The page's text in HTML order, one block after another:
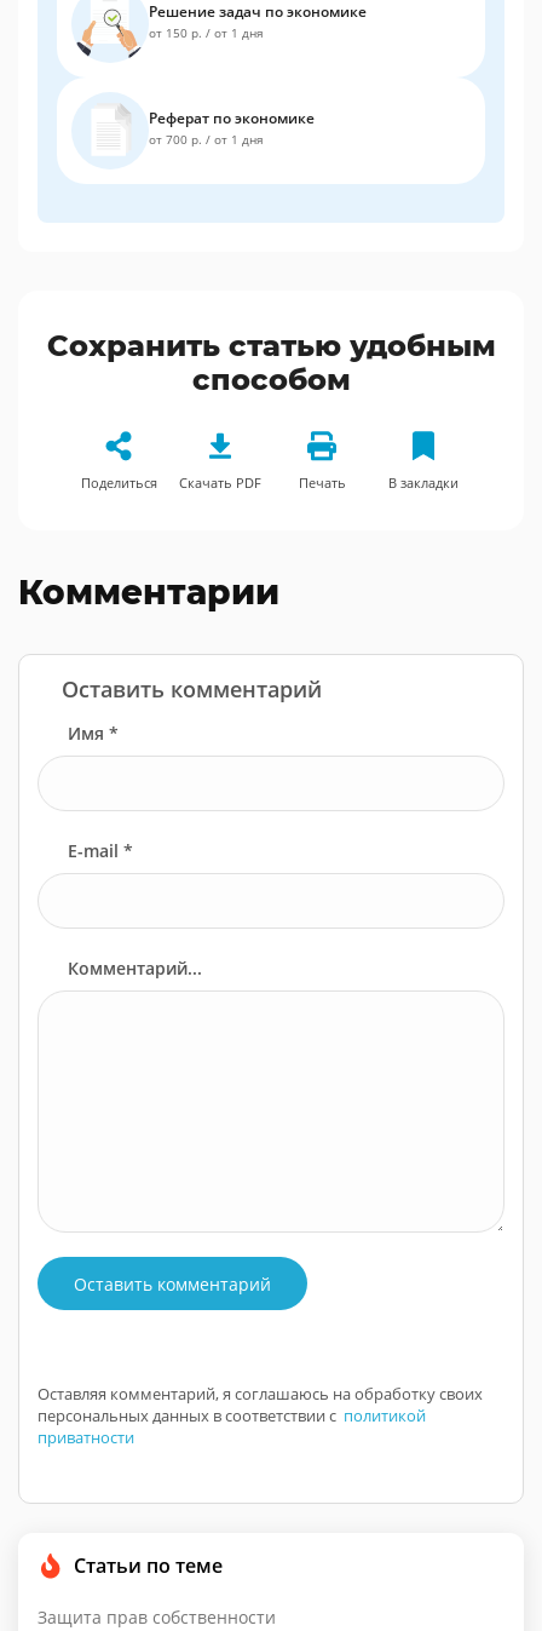
Решение задач по экономике
от 150 р. / от 1 дня
Реферат по экономике
от 700 р. / от 1 дня
Сохранить статью удобным
способом
Поделиться Скачать PDF Печать В закладки
Комментарии
Оставить комментарий
Имя *
E-mail *
Комментарий...
Оставить комментарий
Оставляя комментарий, я соглашаюсь на обработку своих
персональных данных в соответствии с политикой
приватности
Статьи по теме
Защита прав собственности